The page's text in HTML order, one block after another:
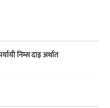
निम्स दाइ अर्थात